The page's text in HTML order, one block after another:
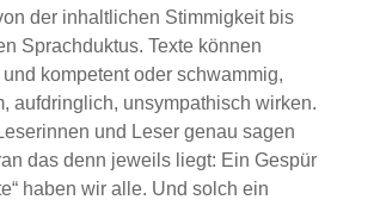
der inhaltlichen Stimmigkeit bis
Sprachduktus. Texte können
kompetent oder schwammig,
aufdringlich, unsympathisch wirken.
und Leser genau sagen
das denn jeweils liegt: Ein Gespür
haben wir alle. Und solch ein